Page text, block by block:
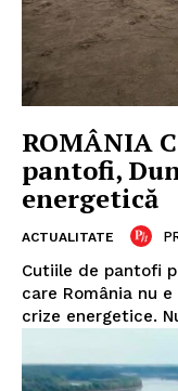
ROMÂNIA
pantofi,
energetică
ACTUALITATE
Cutiile de pantofi
care România nu
crize energetice.